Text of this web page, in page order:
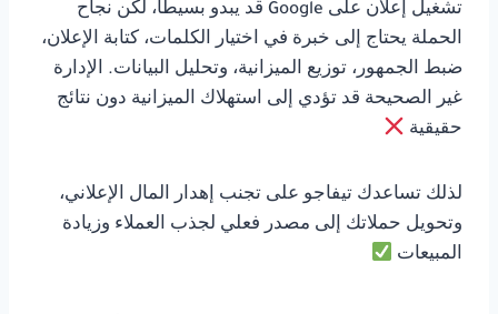
تشغيل إعلان على Google قد يبدو بسيطًا، لكن نجاح
الحملة يحتاج إلى خبرة في اختيار الكلمات، كتابة الإعلان،
ضبط الجمهور، توزيع الميزانية، وتحليل البيانات. الإدارة
غير الصحيحة قد تؤدي إلى استهلاك الميزانية دون نتائج
حقيقية
لذلك تساعدك تيفاجو على تجنب إهدار المال الإعلاني،
وتحويل حملاتك إلى مصدر فعلي لجذب العملاء وزيادة
المبيعات